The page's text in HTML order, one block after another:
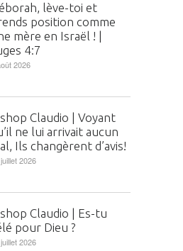
lève-toi et
position comme
mère en Israël ! |
4:7
2026
Claudio | Voyant
ne lui arrivait aucun
Ils changèrent d’avis!
2026
Claudio | Es-tu
pour Dieu ?
2026